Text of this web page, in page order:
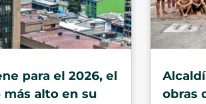
para el 2026, el
alto en su
obras